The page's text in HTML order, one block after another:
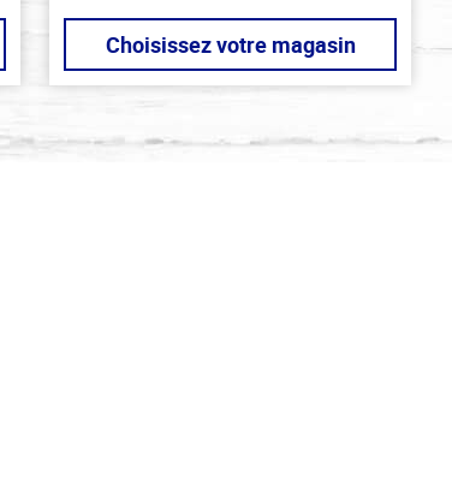
Choisissez votre magasin